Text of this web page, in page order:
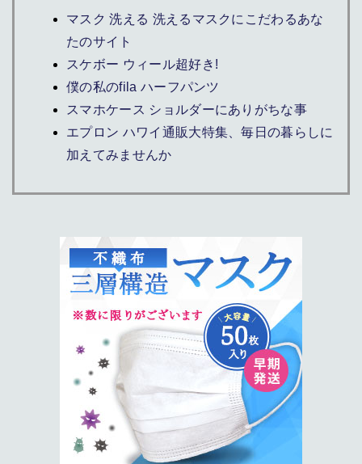
マスク 洗える 洗えるマスクにこだわるあな
たのサイト
スケボー ウィール超好き!
僕の私のfila ハーフパンツ
スマホケース ショルダーにありがちな事
エプロン ハワイ通販大特集、毎日の暮らしに
加えてみませんか